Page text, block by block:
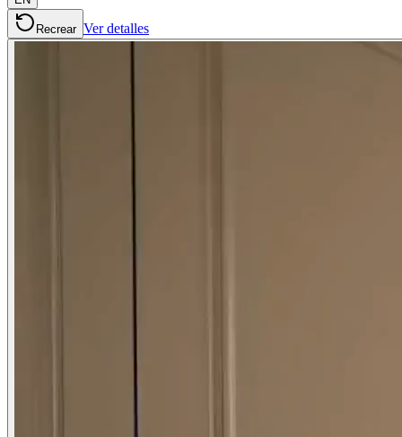
Recrear Ver detalles